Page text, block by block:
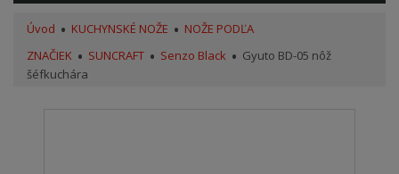
Úvod KUCHYNSKÉ NOŽE
NOŽE PODĽA
ZNAČIEK
SUNCRAFT Senzo Black
Gyuto BD-05 nôž
šéfkuchára